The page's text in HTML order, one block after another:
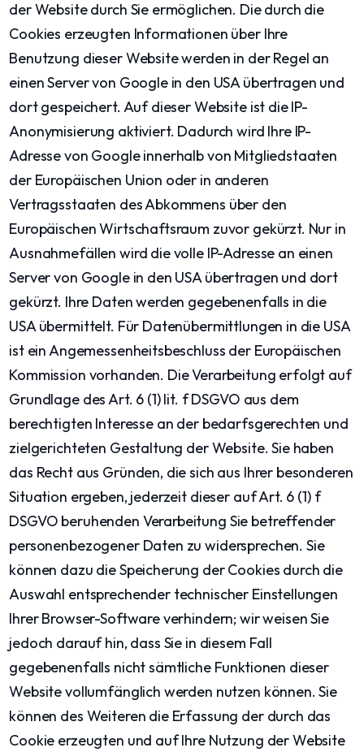
der Website durch Sie ermöglichen. Die durch die
Cookies erzeugten Informationen über Ihre
Benutzung dieser Website werden in der Regel an
einen Server von Google in den USA übertragen und
dort gespeichert. Auf dieser Website ist die IP-
Anonymisierung aktiviert. Dadurch wird Ihre IP-
Adresse von Google innerhalb von Mitgliedstaaten
der Europäischen Union oder in anderen
Vertragsstaaten des Abkommens über den
Europäischen Wirtschaftsraum zuvor gekürzt. Nur in
Ausnahmefällen wird die volle IP-Adresse an einen
Server von Google in den USA übertragen und dort
gekürzt. Ihre Daten werden gegebenenfalls in die
USA übermittelt. Für Datenübermittlungen in die USA
ist ein Angemessenheitsbeschluss der Europäischen
Kommission vorhanden. Die Verarbeitung erfolgt auf
Grundlage des Art. 6 (1) lit. f DSGVO aus dem
berechtigten Interesse an der bedarfsgerechten und
zielgerichteten Gestaltung der Website. Sie haben
das Recht aus Gründen, die sich aus Ihrer besonderen
Situation ergeben, jederzeit dieser auf Art. 6 (1) f
DSGVO beruhenden Verarbeitung Sie betreffender
personenbezogener Daten zu widersprechen. Sie
können dazu die Speicherung der Cookies durch die
Auswahl entsprechender technischer Einstellungen
Ihrer Browser-Software verhindern; wir weisen Sie
jedoch darauf hin, dass Sie in diesem Fall
gegebenenfalls nicht sämtliche Funktionen dieser
Website vollumfänglich werden nutzen können. Sie
können des Weiteren die Erfassung der durch das
Cookie erzeugten und auf Ihre Nutzung der Website